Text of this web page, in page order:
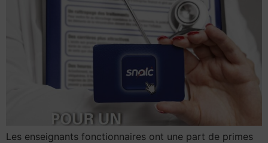
Les enseignants fonctionnaires ont une part de primes